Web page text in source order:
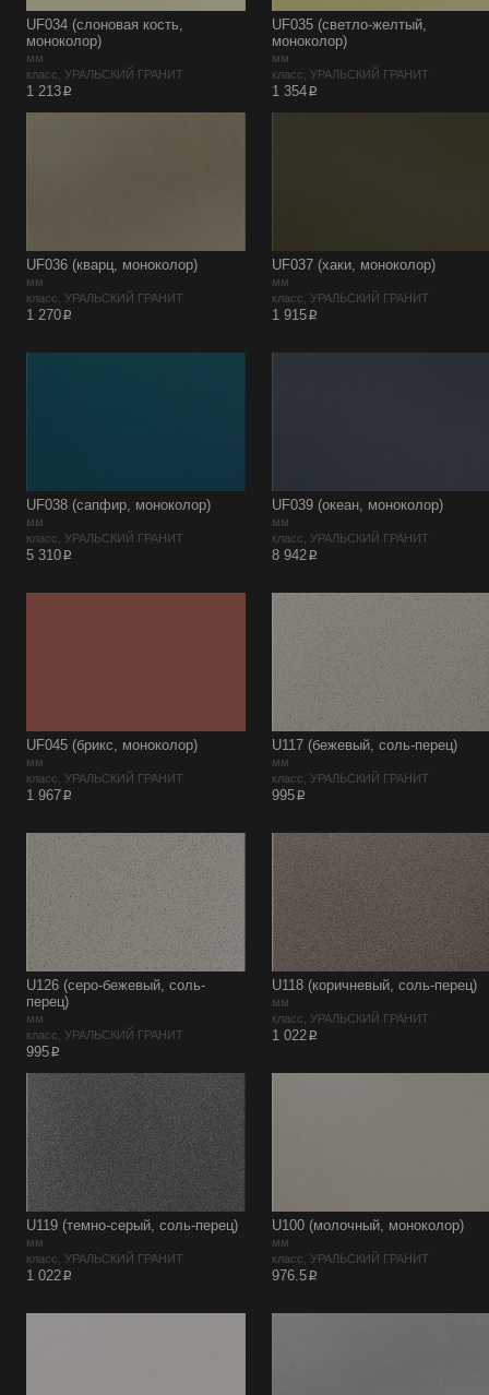
UF034 (слоновая кость,
моноколор)
мм
класс, УРАЛЬСКИЙ ГРАНИТ
1 213p
UF035 (светло-желтый,
моноколор)
мм
класс, УРАЛЬСКИЙ ГРАНИТ
1 354p
UF036 (кварц, моноколор)
мм
класс, УРАЛЬСКИЙ ГРАНИТ
1 270p
UF037 (хаки, моноколор)
мм
класс, УРАЛЬСКИЙ ГРАНИТ
1 915p
UF038 (сапфир, моноколор)
мм
класс, УРАЛЬСКИЙ ГРАНИТ
5 310p
UF039 (океан, моноколор)
мм
класс, УРАЛЬСКИЙ ГРАНИТ
8 942p
UF045 (брикс, моноколор)
мм
класс, УРАЛЬСКИЙ ГРАНИТ
1 967p
U117 (бежевый, соль-перец)
мм
класс, УРАЛЬСКИЙ ГРАНИТ
995p
U126 (серо-бежевый, соль-
перец)
мм
класс, УРАЛЬСКИЙ ГРАНИТ
995p
U118 (коричневый, соль-перец)
мм
класс, УРАЛЬСКИЙ ГРАНИТ
1 022p
U119 (темно-серый, соль-перец)
мм
класс, УРАЛЬСКИЙ ГРАНИТ
1 022p
U100 (молочный, моноколор)
мм
класс, УРАЛЬСКИЙ ГРАНИТ
976.5p